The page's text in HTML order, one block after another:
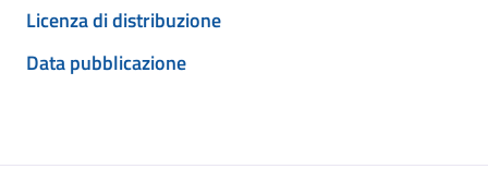
Licenza di distribuzione
Data pubblicazione